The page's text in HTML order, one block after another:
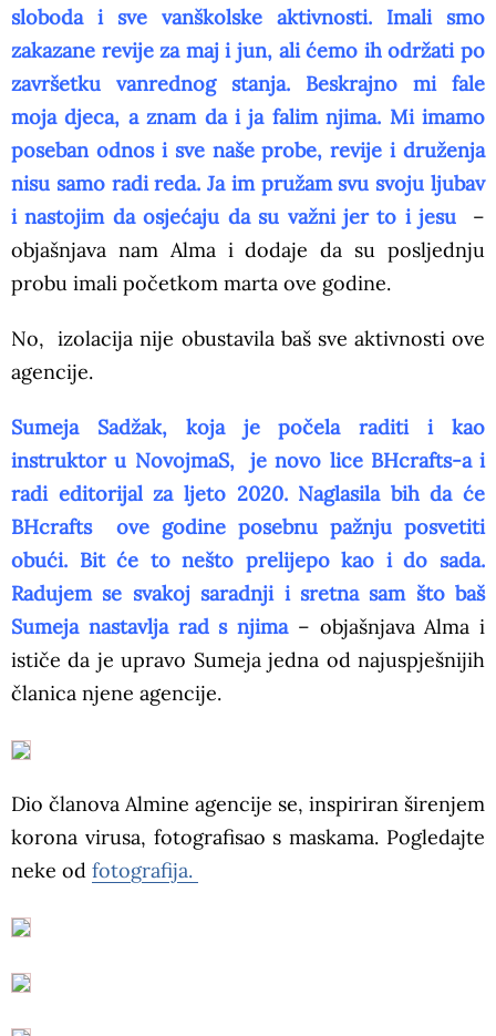
sloboda i sve vanškolske aktivnosti. Imali smo
zakazane revije za maj i jun, ali ćemo ih održati po
završetku vanrednog stanja. Beskrajno mi fale
moja djeca, a znam da i ja falim njima. Mi imamo
poseban odnos i sve naše probe, revije i druženja
nisu samo radi reda. Ja im pružam svu svoju ljubav
i nastojim da osjećaju da su važni jer to i jesu
–
objašnjava nam Alma i dodaje da su posljednju
probu imali početkom marta ove godine.
No, izolacija nije obustavila baš sve aktivnosti ove
agencije.
Sumeja Sadžak, koja je počela raditi i kao
instruktor u NovojmaS, je novo lice BHcrafts-a i
radi editorijal za ljeto 2020. Naglasila bih da će
BHcrafts ove godine posebnu pažnju posvetiti
obući. Bit će to nešto prelijepo kao i do sada.
Radujem se svakoj saradnji i sretna sam što baš
Sumeja nastavlja rad s njima– objašnjava Alma i
ističe da je upravo Sumeja jedna od najuspješnijih
članica njene agencije.
Dio članova Almine agencije se, inspiriran širenjem
korona virusa, fotografisao s maskama. Pogledajte
neke od fotografija.